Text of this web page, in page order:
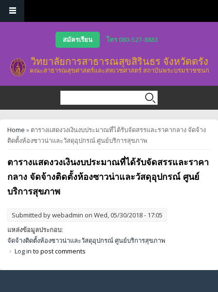
สมัครเรียน
โทร 080-527-8883
วิทยาลัยการสาธารณสุขสิรินธร จังหวัดตรัง
คณะสาธารณสุขศาสตร์และสหเวชศาสตร์ สถาบันพระบรมราชชนก
You are here
Home » ตารางแสดงวงเงินงบประมาณที่ได้รับจัดสรรและราคากลาง จัดจ้าง
ติดตั้งห้องซาวน่าและวัสดุอุปกรณ์ ศูนย์บริการสุขภาพ
ตารางแสดงวงเงินงบประมาณที่ได้รับจัดสรรและราคา
กลาง จัดจ้างติดตั้งห้องซาวน่าและวัสดุอุปกรณ์ ศูนย์
บริการสุขภาพ
Submitted bywebadmin on Wed, 05/30/2018 - 17:05
แหล่งข้อมูลประกอบ:
จัดจ้างติดตั้งห้องซาวน่าและวัสดุอุปกรณ์ ศูนย์บริการสุขภาพ
Log in to post comments